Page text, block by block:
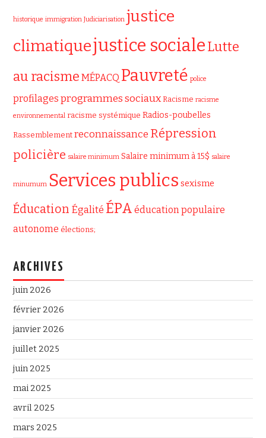
historique immigration Judiciarisation justice
climatiquejustice socialeLutte
au racisme MÉPACQ Pauvreté police
profilages programmes sociaux Racisme racisme
environnemental racisme systémique Radios-poubelles
Rassemblement reconnaissance Répression
policière salaire minimum Salaire minimum à 15$ salaire
minumum Services publics sexisme
Éducation Égalité ÉPA éducation populaire
autonome élections;
ARCHIVES
juin 2026
février 2026
janvier 2026
juillet 2025
juin 2025
mai 2025
avril 2025
mars 2025